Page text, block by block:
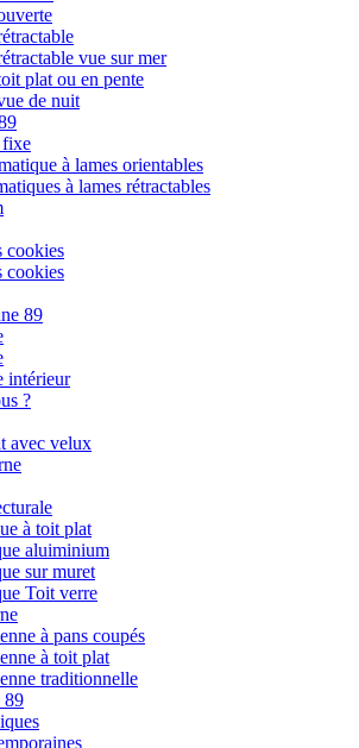
vue sur mer
plat ou en pente
de nuit
fixe
à lames orientables
à lames rétractables
cookies
cookies
89
intérieur
?
avec velux
à toit plat
aluiminium
sur muret
Toit verre
à pans coupés
à toit plat
traditionnelle
89